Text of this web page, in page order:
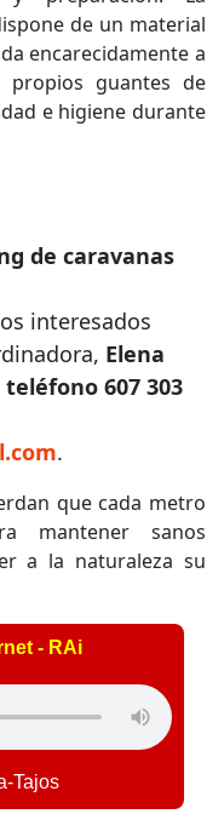
de un material
encarecidamente a
propios guantes de
e higiene durante
de caravanas
interesados
Elena
teléfono 607 303
.
que cada metro
mantener sanos
a la naturaleza su
- RAi
Tajos